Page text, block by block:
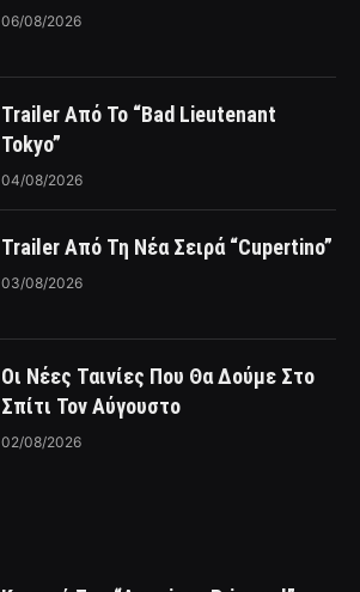
06/08/2026
Trailer Από Το “Bad Lieutenant
Tokyo”
04/08/2026
Trailer Από Τη Νέα Σειρά “Cupertino”
03/08/2026
Οι Νέες Ταινίες Που Θα Δούμε Στο
Σπίτι Τον Αύγουστο
02/08/2026